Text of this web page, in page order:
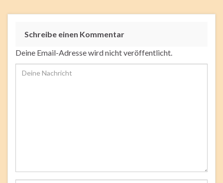
Schreibe einen Kommentar
Deine Email-Adresse wird nicht veröffentlicht.